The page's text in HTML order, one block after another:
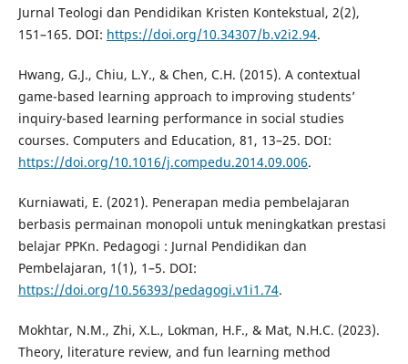
Jurnal Teologi dan Pendidikan Kristen Kontekstual, 2(2),
151–165. DOI: https://doi.org/10.34307/b.v2i2.94.
Hwang, G.J., Chiu, L.Y., & Chen, C.H. (2015). A contextual
game-based learning approach to improving students’
inquiry-based learning performance in social studies
courses. Computers and Education, 81, 13–25. DOI:
https://doi.org/10.1016/j.compedu.2014.09.006.
Kurniawati, E. (2021). Penerapan media pembelajaran
berbasis permainan monopoli untuk meningkatkan prestasi
belajar PPKn. Pedagogi : Jurnal Pendidikan dan
Pembelajaran, 1(1), 1–5. DOI:
https://doi.org/10.56393/pedagogi.v1i1.74.
Mokhtar, N.M., Zhi, X.L., Lokman, H.F., & Mat, N.H.C. (2023).
Theory, literature review, and fun learning method